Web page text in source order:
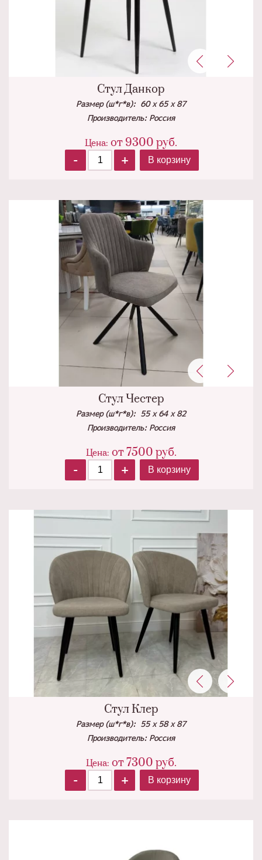
Стул Данкор
Размер (ш*г*в): 60 х 65 х 87
Производитель: Россия
Цена: от 9300 руб.
-
+ В корзину
Стул Честер
Размер (ш*г*в): 55 х 64 х 82
Производитель: Россия
Цена: от7500 руб.
-
+ В корзину
Стул Клер
Размер (ш*г*в): 55 х 58 х 87
Производитель: Россия
Цена: от7300 руб.
-
+ В корзину